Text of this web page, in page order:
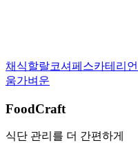
상세 보기
채식할랄코셔페스카테리언
움가벼운
FoodCraft
식단 관리를 더 간편하게